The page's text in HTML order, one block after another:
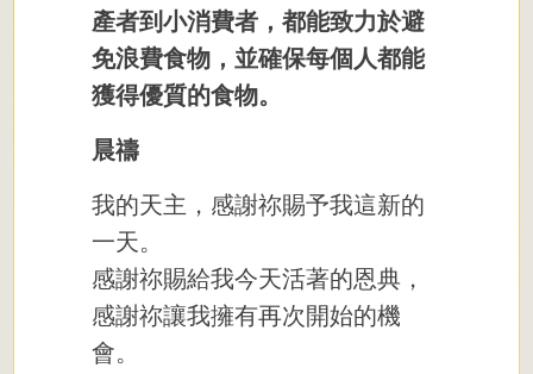
產者到小消費者，都能致力於避
免浪費食物，並確保每個人都能
獲得優質的食物。
晨禱
我的天主，感謝祢賜予我這新的
一天。
感謝祢賜給我今天活著的恩典，
感謝祢讓我擁有再次開始的機
會。